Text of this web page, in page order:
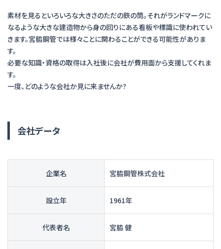
素材を見るといろいろな大きさのただの鉄の筒。それがランドマークに
なるような大きな建造物から身の回りにある看板や標識に使われてい
きます。宮脇鋼管では様々ことに関わることができる可能性がありま
す。
必要な知識・資格の取得は入社後に会社が費用面から支援してくれま
す。
一度、どのような会社か見に来ませんか?
会社データ
企業名 宮脇鋼管株式会社
設立年 1961年
代表者名 宮脇 健